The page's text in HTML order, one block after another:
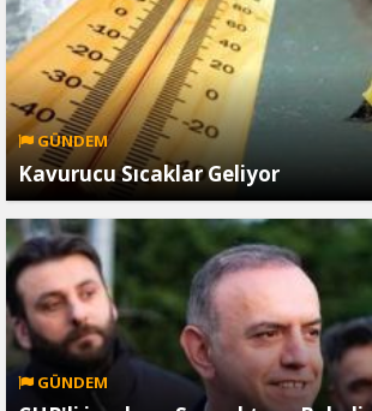
GÜNDEM
Kavurucu Sıcaklar Geliyor
GÜNDEM